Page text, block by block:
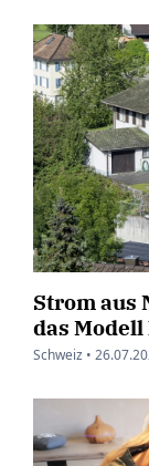
Strom aus
das
Schweiz •